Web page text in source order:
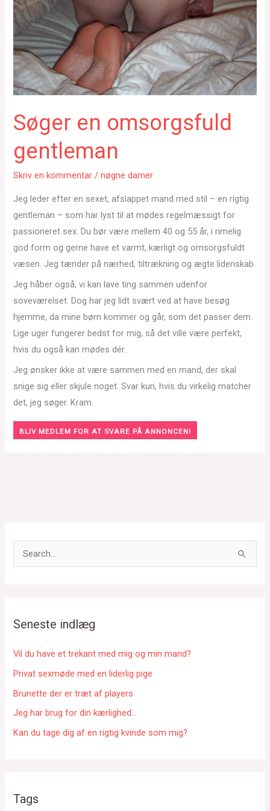
Søger en omsorgsfuld
gentleman
Skriv en kommentar /nøgne damer
Jeg leder efter en sexet, afslappet mand med stil – en rigtig
gentleman – som har lyst til at mødes regelmæssigt for
passioneret sex. Du bør være mellem 40 og 55 år, i rimelig
god form og gerne have et varmt, kærligt og omsorgsfuldt
væsen. Jeg tænder på nærhed, tiltrækning og ægte lidenskab.
Jeg håber også, vi kan lave ting sammen udenfor
soveværelset. Dog har jeg lidt svært ved at have besøg
hjemme, da mine børn kommer og går, som det passer dem.
Lige uger fungerer bedst for mig, så det ville være perfekt,
hvis du også kan mødes dér.
Jeg ønsker ikke at være sammen med en mand, der skal
snige sig eller skjule noget. Svar kun, hvis du virkelig matcher
det, jeg søger. Kram.
BLIV MEDLEM FOR AT SVARE PÅ ANNONCEN!
ø
f
e
r
:
Seneste indlæg
Vil du have et trekant med mig og min mand?
Privat sexmøde med en liderlig pige
Brunette der er træt af players
Jeg har brug for din kærlighed…
Kan du tage dig af en rigtig kvinde som mig?
Tags